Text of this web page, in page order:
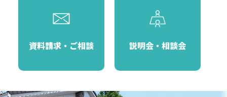
資料請求・ご相談 説明会・相談会